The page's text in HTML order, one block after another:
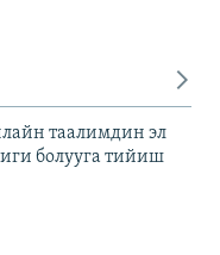
таалимдин эл
болууга тийиш